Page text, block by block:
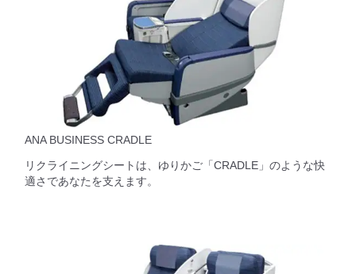
ANA BUSINESS CRADLE
リクライニングシートは、ゆりかご「CRADLE」のような快
適さであなたを支えます。